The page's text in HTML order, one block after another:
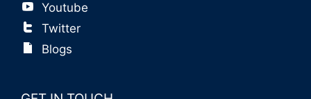
Youtube
Twitter
Blogs